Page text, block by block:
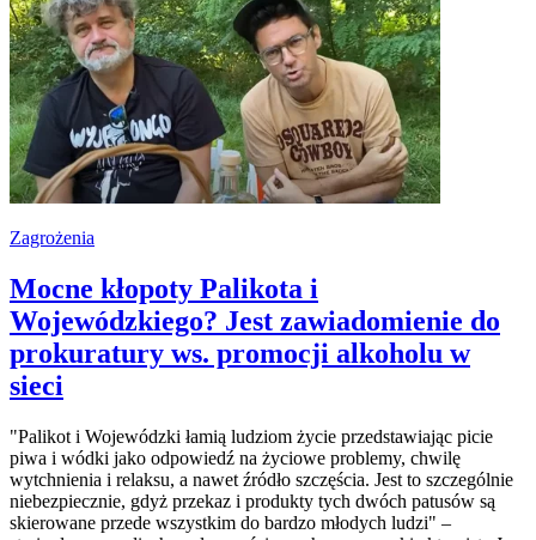
Zagrożenia
Mocne kłopoty Palikota i
Wojewódzkiego? Jest zawiadomienie do
prokuratury ws. promocji alkoholu w
sieci
"Palikot i Wojewódzki łamią ludziom życie przedstawiając picie
piwa i wódki jako odpowiedź na życiowe problemy, chwilę
wytchnienia i relaksu, a nawet źródło szczęścia. Jest to szczególnie
niebezpiecznie, gdyż przekaz i produkty tych dwóch patusów są
skierowane przede wszystkim do bardzo młodych ludzi" –